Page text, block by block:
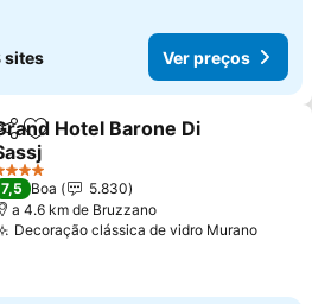
sites Ver preços
Adicionar aos favoritos
Hotel Barone Di
preços
Estrelas
7,5 Boa
5.830
a 4.6 km de Bruzzano
Decoração clássica de vidro MuranoVer